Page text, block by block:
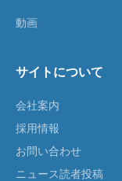
動画
サイトについて
会社案内
採用情報
お問い合わせ
ニュース読者投稿